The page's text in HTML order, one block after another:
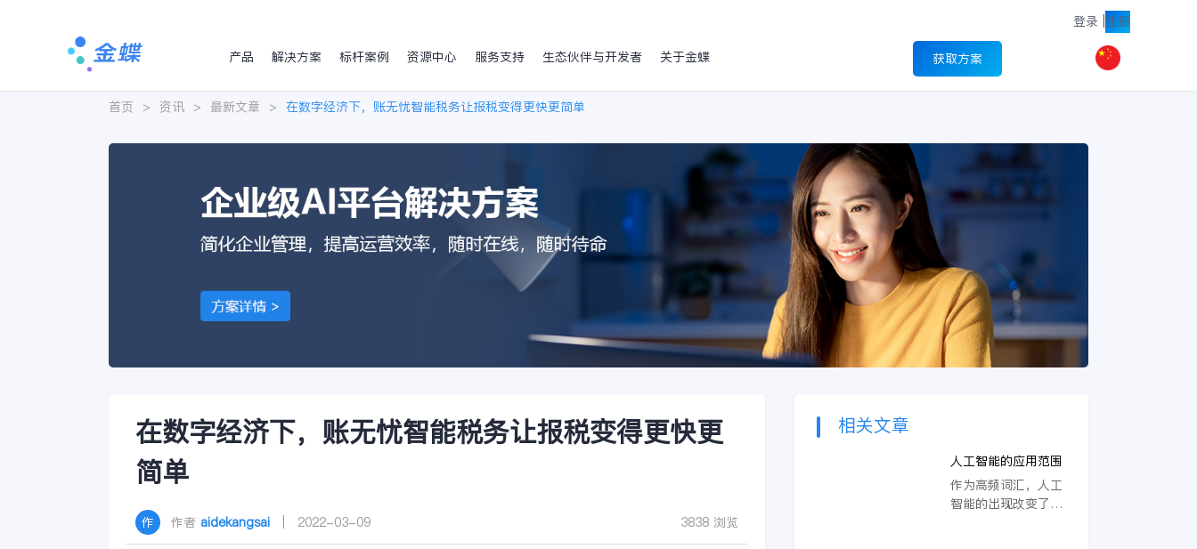
登录 注册
产品
解决方案 标杆案例 资源中心 服务支持 生态伙伴与开发者 关于金蝶 获取方案
首页 > 资讯 > 最新文章 > 在数字经济下，账无忧智能税务让报税变得更快更简单
在数字经济下，账无忧智能税务让报税变得更快更
简单
作者 aidekangsai | 2022-03-09 3838 浏览
相关文章
人工智能的应用范围
作为高频词汇，人工
智能的出现改变了我